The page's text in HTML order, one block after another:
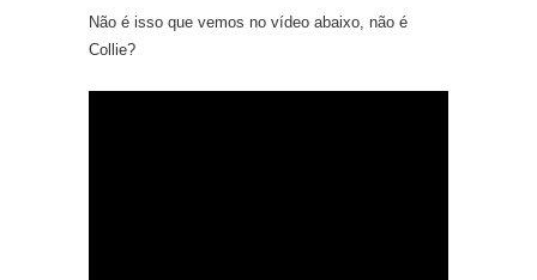
Não é isso que vemos no vídeo abaixo, não é
Collie?